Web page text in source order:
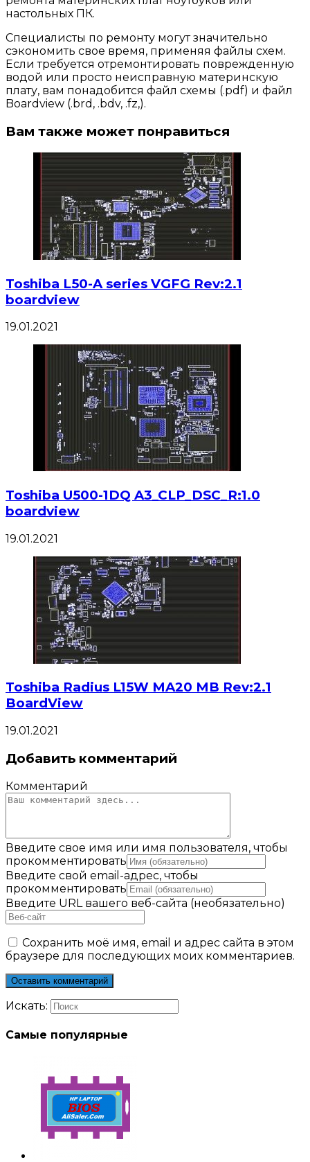
настольных ПК.
Специалисты по ремонту могут значительно
сэкономить свое время, применяя файлы схем.
Если требуется отремонтировать поврежденную
водой или просто неисправную материнскую
плату, вам понадобится файл схемы (.pdf) и файл
Boardview (.brd, .bdv, .fz,).
Вам также может понравиться
Toshiba L50-A series VGFG Rev:2.1
boardview
19.01.2021
Toshiba U500-1DQ A3_CLP_DSC_R:1.0
boardview
19.01.2021
Toshiba Radius L15W MA20 MB Rev:2.1
BoardView
19.01.2021
Добавить комментарий
Комментарий
Введите свое имя или имя пользователя, чтобы
прокомментировать
Введите свой email-адрес, чтобы
прокомментировать
Введите URL вашего веб-сайта (необязательно)
Сохранить моё имя, email и адрес сайта в этом
браузере для последующих моих комментариев.
Искать:
Самые популярные